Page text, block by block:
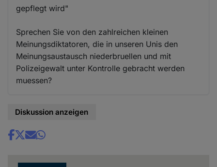
gepflegt wird"
Sprechen Sie von den zahlreichen kleinen
Meinungsdiktatoren, die in unseren Unis den
Meinungsaustausch niederbruellen und mit
Polizeigewalt unter Kontrolle gebracht werden
muessen?
Diskussion anzeigen
Share